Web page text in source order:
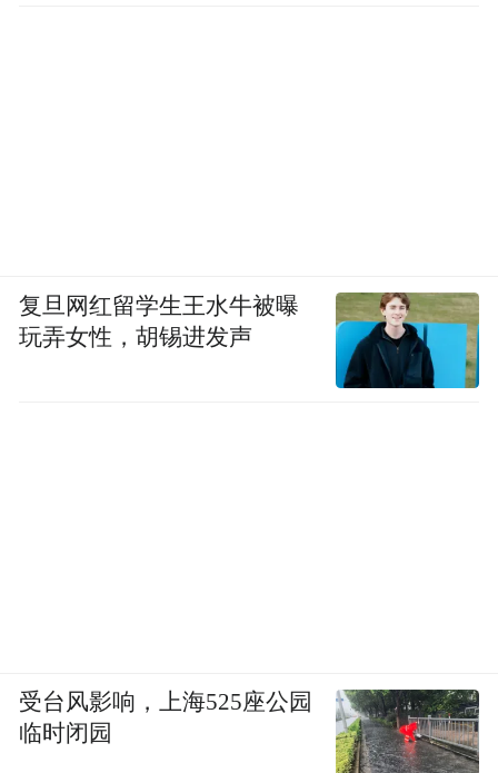
复旦网红留学生王水牛被曝
玩弄女性，胡锡进发声
受台风影响，上海525座公园
临时闭园